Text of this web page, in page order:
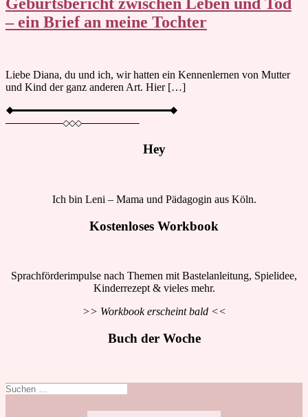
– ein Brief an meine Tochter
Liebe Diana, du und ich, wir hatten ein Kennenlernen von Mutter
und Kind der ganz anderen Art. Hier […]
Hey
Ich bin Leni – Mama und Pädagogin aus Köln.
Kostenloses Workbook
Sprachförderimpulse nach Themen mit Bastelanleitung, Spielidee,
Kinderrezept & vieles mehr.
>> Workbook erscheint bald <<
Buch der Woche
Suchen